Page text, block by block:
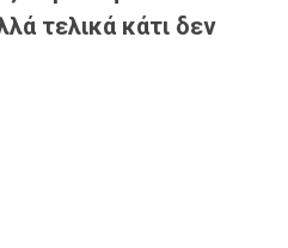
τελικά κάτι δεν